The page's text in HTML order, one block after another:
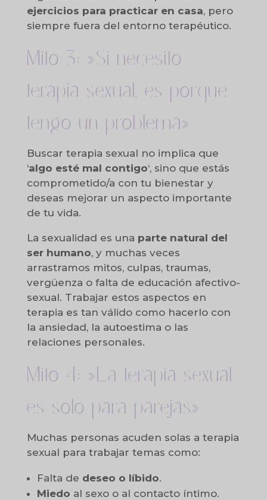
ejercicios para practicar en casa, pero
siempre fuera del entorno terapéutico.
Mito 3: »Si necesito
terapia sexual, es porque
tengo un problema»
Buscar terapia sexual no implica que
‘algo esté mal contigo‘, sino que estás
comprometido/a con tu bienestar y
deseas mejorar un aspecto importante
de tu vida.
La sexualidad es una parte natural del
ser humano, y muchas veces
arrastramos mitos, culpas, traumas,
vergüenza o falta de educación afectivo-
sexual. Trabajar estos aspectos en
terapia es tan válido como hacerlo con
la ansiedad, la autoestima o las
relaciones personales.
Mito 4: »La terapia sexual
es solo para parejas»
Muchas personas acuden solas a terapia
sexual para trabajar temas como:
Falta de deseo o líbido.
Miedo al sexo o al contacto íntimo.